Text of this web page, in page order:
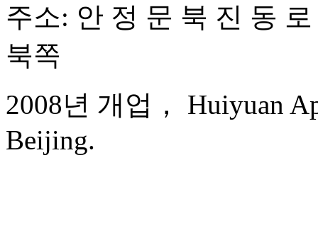
주소: 안 정 문 북 진 동
북쪽
2008년 개업， Huiyuan
Beijing.